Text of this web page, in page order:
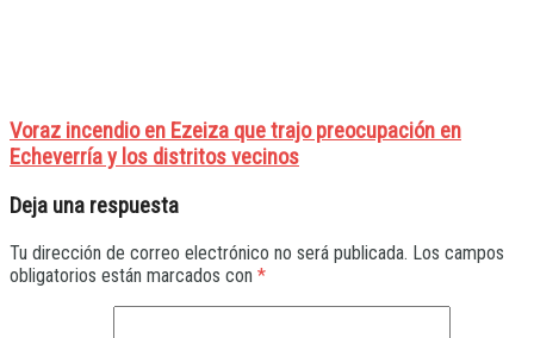
Voraz incendio en Ezeiza que trajo preocupación en
Echeverría y los distritos vecinos
Deja una respuesta
Tu dirección de correo electrónico no será publicada. Los campos
obligatorios están marcados con *